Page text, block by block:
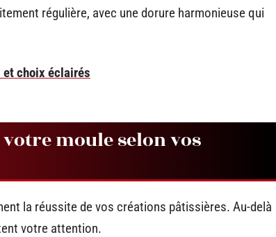
régulière, avec une dorure harmonieuse qui
et choix éclairés
moule selon vos
la réussite de vos créations pâtissières. Au-delà
votre attention.